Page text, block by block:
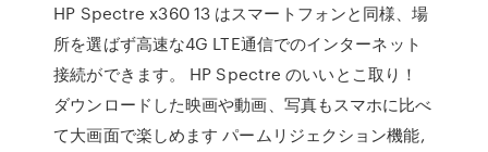
HP Spectre x360 13 はスマートフォンと同様、場
所を選ばず高速な4G LTE通信でのインターネット
接続ができます。 HP Spectre のいいとこ取り！
ダウンロードした映画や動画、写真もスマホに比べ
て大画面で楽しめます パームリジェクション機能,